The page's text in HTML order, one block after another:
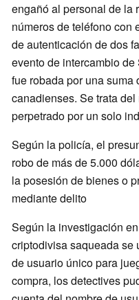
engañó al personal de la
números de teléfono con
de autenticación de dos
evento de intercambio
fue robada por una
canadienses. Se trata
perpetrado por un solo
Según la policía, el
robo de más de 5.000
la posesión de bienes o
mediante delito
Según la investigación
criptodivisa saqueada se
de usuario único para
compra, los detectives